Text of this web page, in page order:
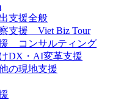
支援全般
支援 Viet Biz Tour
コンサルティング
DX・AI変革支援
の現地支援